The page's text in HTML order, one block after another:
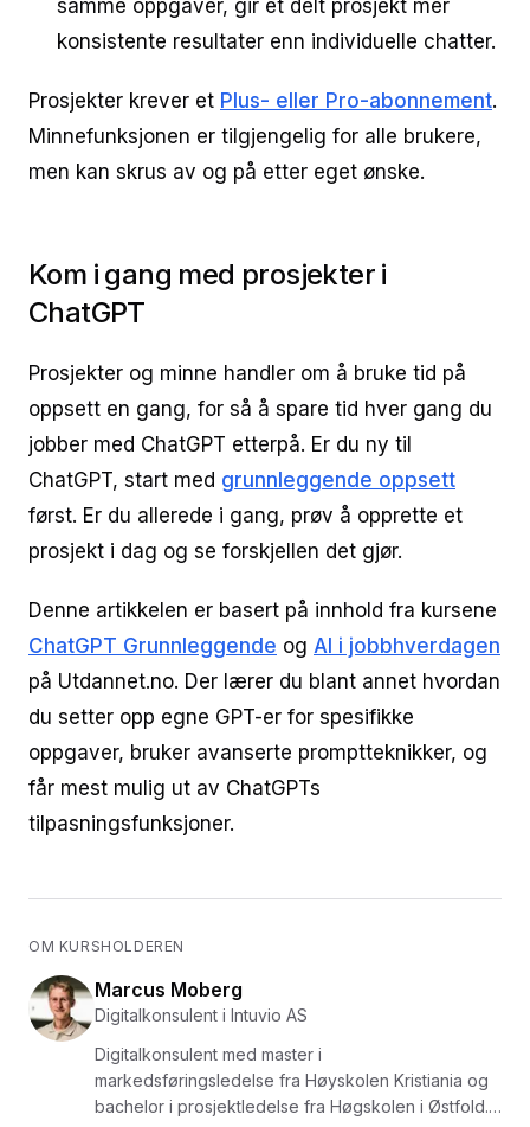
samme oppgaver, gir et delt prosjekt mer
konsistente resultater enn individuelle chatter.
Prosjekter krever et Plus- eller Pro-abonnement.
Minnefunksjonen er tilgjengelig for alle brukere,
men kan skrus av og på etter eget ønske.
Kom i gang med prosjekter i
ChatGPT
Prosjekter og minne handler om å bruke tid på
oppsett en gang, for så å spare tid hver gang du
jobber med ChatGPT etterpå. Er du ny til
ChatGPT, start med grunnleggende oppsett
først. Er du allerede i gang, prøv å opprette et
prosjekt i dag og se forskjellen det gjør.
Denne artikkelen er basert på innhold fra kursene
ChatGPT Grunnleggende og AI i jobbhverdagen
på Utdannet.no. Der lærer du blant annet hvordan
du setter opp egne GPT-er for spesifikke
oppgaver, bruker avanserte promptteknikker, og
får mest mulig ut av ChatGPTs
tilpasningsfunksjoner.
OM KURSHOLDEREN
Marcus Moberg
Digitalkonsulent i Intuvio AS
Digitalkonsulent med master i
markedsføringsledelse fra Høyskolen Kristiania og
bachelor i prosjektledelse fra Høgskolen i Østfold.